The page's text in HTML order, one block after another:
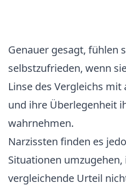
Genauer gesagt, fühlen
selbstzufrieden, wenn
Linse des Vergleichs
und ihre Überlegenheit
wahrnehmen.
Narzissten finden es
Situationen umzugehen,
vergleichende Urteil